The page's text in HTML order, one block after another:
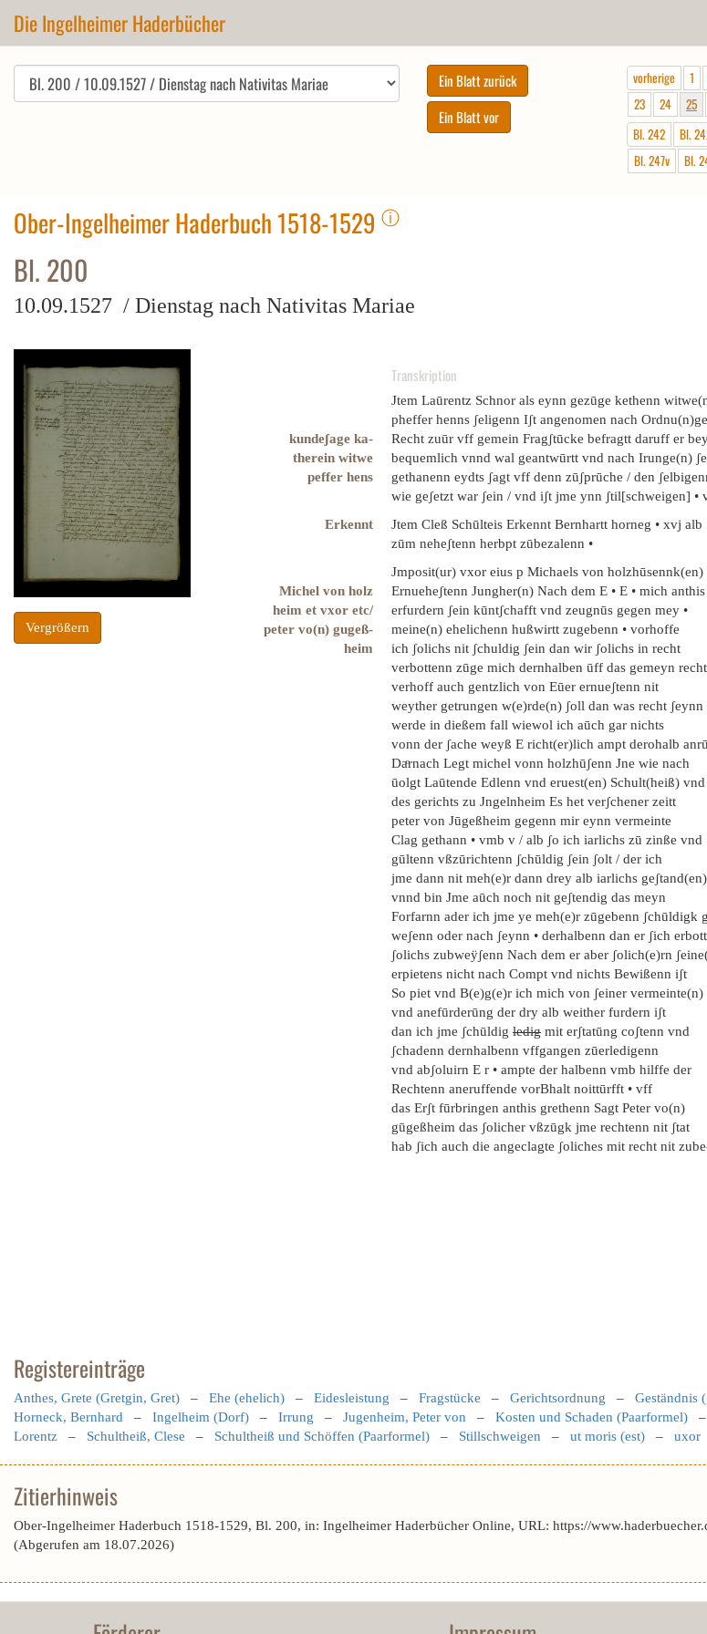
Die Ingelheimer Haderbücher
vorherige 1
23
24 25
Bl. 242
Bl.
Bl. 247v
Bl.
Ober-Ingelheimer Haderbuch 1518-1529 ⓘ
Bl. 200
10.09.1527 / Dienstag nach Nativitas Mariae
Vergrößern
Transkription
Jtem Laūrentz Schnor als eynn gezūge kethenn
pheffer henns ʃeligenn Iʃt angenomen nach
kundeʃage ka-
Recht zuūr vff gemein Fragʃtūcke befragtt daruff er
therein witwe
bequemlich vnnd wal geantwūrtt vnd nach Irunge(n)
peffer hens
gethanenn eydts ʃagt vff denn zūʃprūche / den
wie geʃetzt war ʃein / vnd iʃt jme ynn ʃtil[schweigen]
Erkennt
Jtem Cleß Schūlteis Erkennt Bernhartt horneg • xvj alb
zūm neheʃtenn herbpt zūbezalenn •
Jmposit(ur) vxor eius p Michaels von holzhūsennk(en)
Michel von holz
Ernueheʃtenn Jungher(n) Nach dem E • E • mich
heim et vxor etc/
erfurdern ʃein kūntʃchafft vnd zeugnūs gegen mey •
peter vo(n) gugeß-
meine(n) ehelichenn hußwirtt zugebenn • vorhoffe
heim
ich ʃolichs nit ʃchuldig ʃein dan wir ʃolichs in recht
verbottenn zūge mich dernhalben ūff das gemeyn recht
verhoff auch gentzlich von Eūer ernueʃtenn nit
weyther getrungen w(e)rde(n) ʃoll dan was recht ʃeynn
werde in dießem fall wiewol ich aūch gar nichts
vonn der ʃache weyß E richt(er)lich ampt derohalb
Daͦrnach Legt michel vonn holzhūʃenn Jne wie nach
ūolgt Laūtende Edlenn vnd eruest(en) Schult(heiß)
des gerichts zu Jngelnheim Es het verʃchener zeitt
peter von Jūgeßheim gegenn mir eynn vermeinte
Clag gethann • vmb v / alb ʃo ich iarlichs zū zinße vnd
gūltenn vßzūrichtenn ʃchūldig ʃein ʃolt / der ich
jme dann nit meh(e)r dann drey alb iarlichs geʃtand(en)
vnnd bin Jme aūch noch nit geʃtendig das meyn
Forfarnn ader ich jme ye meh(e)r zūgebenn ʃchūldigk
weʃenn oder nach ʃeynn • derhalbenn dan er ʃich
ʃolichs zubweÿʃenn Nach dem er aber ʃolich(e)rn
erpietens nicht nach Compt vnd nichts Bewißenn iʃt
So piet vnd B(e)g(e)r ich mich von ʃeiner vermeinte(n)
vnd anefūrderūng der dry alb weither furdern iʃt
dan ich jme ʃchūldig ledig mit erʃtatūng coʃtenn vnd
ʃchadenn dernhalbenn vffgangen zūerledigenn
vnd abʃoluirn E r • ampte der halbenn vmb hilffe der
Rechtenn aneruffende vorBhalt noittūrfft • vff
das Erʃt fūrbringen anthis grethenn Sagt Peter vo(n)
gūgeßheim das ʃolicher vßzūgk jme rechtenn nit ʃtat
hab ʃich auch die angeclagte ʃoliches mit recht nit
Registereinträge
Anthes, Grete (Gretgin, Gret) – Ehe (ehelich) – Eidesleistung – Fragstücke – Gerichtsordnung – Geständnis
Horneck, Bernhard – Ingelheim (Dorf) – Irrung – Jugenheim, Peter von – Kosten und Schaden (Paarformel)
Lorentz – Schultheiß, Clese – Schultheiß und Schöffen (Paarformel) – Stillschweigen – ut moris (est) – uxor
Zitierhinweis
Ober-Ingelheimer Haderbuch 1518-1529, Bl. 200, in: Ingelheimer Haderbücher Online, URL: https://
(Abgerufen am 18.07.2026)